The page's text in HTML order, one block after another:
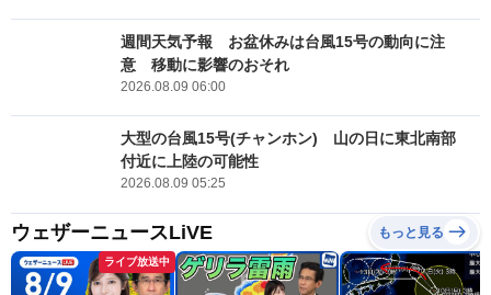
週間天気予報 お盆休みは台風15号の動向に注
意 移動に影響のおそれ
2026.08.09 06:00
大型の台風15号(チャンホン) 山の日に東北南部
付近に上陸の可能性
2026.08.09 05:25
ウェザーニュースLiVE もっと見る
ライブ放送中